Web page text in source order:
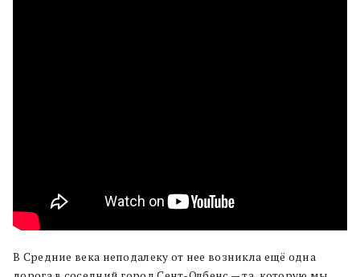
В Средние века неподалеку от нее возникла ещё одна